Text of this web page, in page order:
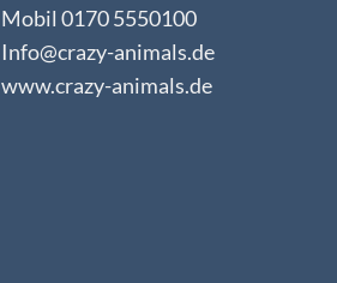
Mobil 0170 5550100
Info@crazy-animals.de
www.crazy-animals.de